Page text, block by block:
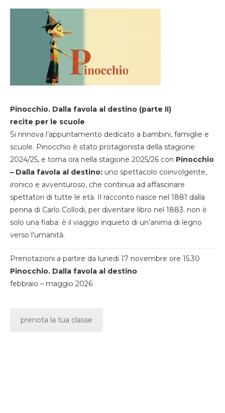
Pinocchio. Dalla favola al destino (parte II)
recite per le scuole
Si rinnova l’appuntamento dedicato a bambini, famiglie e
scuole. Pinocchio è stato protagonista della stagione
2024/25, e torna ora nella stagione 2025/26 con Pinocchio
– Dalla favola al destino: uno spettacolo coinvolgente,
ironico e avventuroso, che continua ad affascinare
spettatori di tutte le età. Il racconto nasce nel 1881 dalla
penna di Carlo Collodi, per diventare libro nel 1883. non è
solo una fiaba: è il viaggio inquieto di un’anima di legno
verso l’umanità.
Prenotazioni a partire da lunedi 17 novembre ore 15.30
Pinocchio. Dalla favola al destino
febbraio – maggio 2026
prenota la tua classe